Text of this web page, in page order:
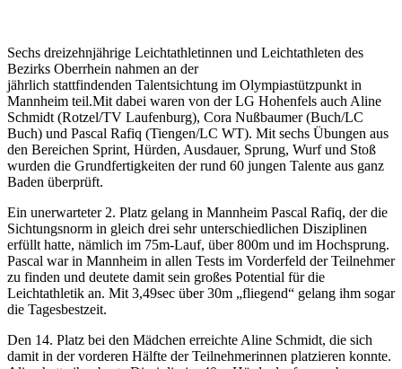
Sechs dreizehnjährige Leichtathletinnen und Leichtathleten des
Bezirks Oberrhein nahmen an der
jährlich stattfindenden Talentsichtung im Olympiastützpunkt in
Mannheim teil.Mit dabei waren von der LG Hohenfels auch Aline
Schmidt (Rotzel/TV Laufenburg), Cora Nußbaumer (Buch/LC
Buch) und Pascal Rafiq (Tiengen/LC WT). Mit sechs Übungen aus
den Bereichen Sprint, Hürden, Ausdauer, Sprung, Wurf und Stoß
wurden die Grundfertigkeiten der rund 60 jungen Talente aus ganz
Baden überprüft.
Ein unerwarteter 2. Platz gelang in Mannheim Pascal Rafiq, der die
Sichtungsnorm in gleich drei sehr unterschiedlichen Disziplinen
erfüllt hatte, nämlich im 75m-Lauf, über 800m und im Hochsprung.
Pascal war in Mannheim in allen Tests im Vorderfeld der Teilnehmer
zu finden und deutete damit sein großes Potential für die
Leichtathletik an. Mit 3,49sec über 30m „fliegend“ gelang ihm sogar
die Tagesbestzeit.
Den 14. Platz bei den Mädchen erreichte Aline Schmidt, die sich
damit in der vorderen Hälfte der Teilnehmerinnen platzieren konnte.